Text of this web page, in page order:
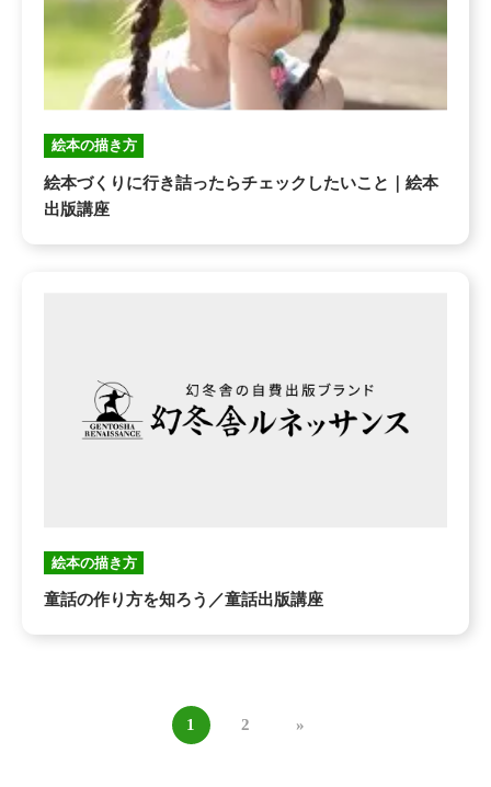
絵本の描き方
絵本づくりに行き詰ったらチェックしたいこと｜絵本
出版講座
絵本の描き方
童話の作り方を知ろう／童話出版講座
1 2 »